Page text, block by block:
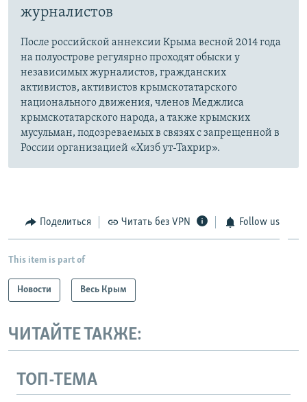
журналистов
После российской аннексии Крыма весной 2014 года
на полуострове регулярно проходят обыски у
независимых журналистов, гражданских
активистов, активистов крымскотатарского
национального движения, членов Меджлиса
крымскотатарского народа, а также крымских
мусульман, подозреваемых в связях с запрещенной в
России организацией «Хизб ут-Тахрир».
Поделиться Читать без VPN Follow us
This item is part of
Новости Весь Крым
ЧИТАЙТЕ ТАКЖЕ:
ТОП-ТЕМА